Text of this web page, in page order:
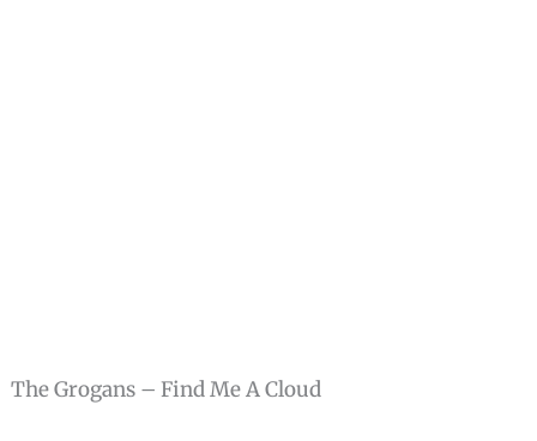
The Grogans – Find Me A Cloud